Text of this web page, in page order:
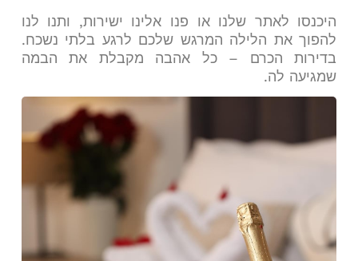
היכנסו לאתר שלנו או פנו אלינו ישירות, ותנו לנו
להפוך את הלילה המרגש שלכם לרגע בלתי נשכח.
בדירות הכרם – כל אהבה מקבלת את הבמה
שמגיעה לה.